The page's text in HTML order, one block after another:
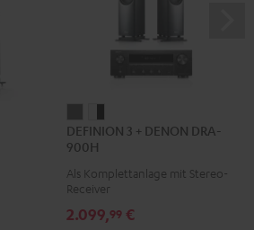
3
+
DENON
900H
3
DENON
900H
DEFINION 3 + DENON DRA-
900H
Als Komplettanlage mit Stereo-
Receiver
2.099,99 €